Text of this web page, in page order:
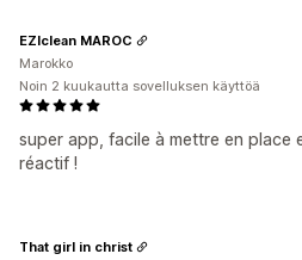
super app, facile à mettre en place
réactif !
EZIclean MAROC
Marokko
Noin 2 kuukautta sovelluksen käyttöä
That girl in christ